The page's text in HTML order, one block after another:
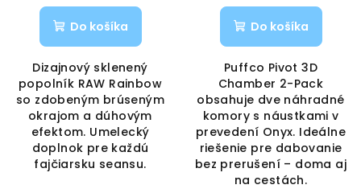
Do košíka
Dizajnový sklenený
popolník RAW Rainbow
so zdobeným brúseným
okrajom a dúhovým
efektom. Umelecký
doplnok pre každú
fajčiarsku seansu.
Do košíka
Puffco Pivot 3D
Chamber 2-Pack
obsahuje dve náhradné
komory s náustkami v
prevedení Onyx. Ideálne
riešenie pre dabovanie
bez prerušení – doma aj
na cestách.